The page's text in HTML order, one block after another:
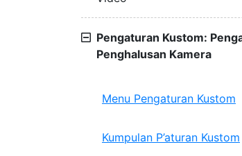
Pengaturan Kustom:
Penghalusan Kamera
Menu Pengaturan Kustom
Kumpulan P’aturan Kustom